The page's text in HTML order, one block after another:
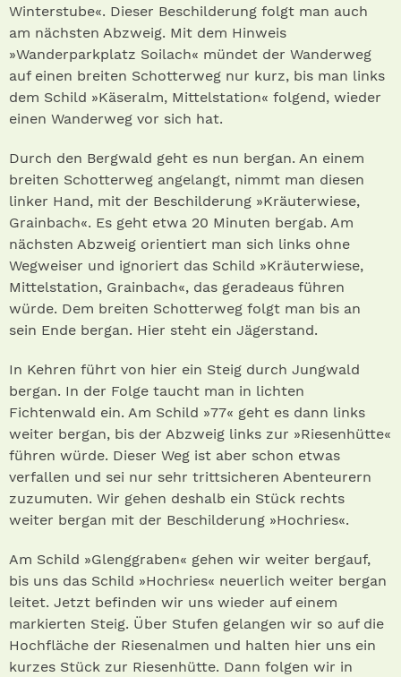
Winterstube«. Dieser Beschilderung folgt man auch
am nächsten Abzweig. Mit dem Hinweis
»Wanderparkplatz Soilach« mündet der Wanderweg
auf einen breiten Schotterweg nur kurz, bis man links
dem Schild »Käseralm, Mittelstation« folgend, wieder
einen Wanderweg vor sich hat.
Durch den Bergwald geht es nun bergan. An einem
breiten Schotterweg angelangt, nimmt man diesen
linker Hand, mit der Beschilderung »Kräuterwiese,
Grainbach«. Es geht etwa 20 Minuten bergab. Am
nächsten Abzweig orientiert man sich links ohne
Wegweiser und ignoriert das Schild »Kräuterwiese,
Mittelstation, Grainbach«, das geradeaus führen
würde. Dem breiten Schotterweg folgt man bis an
sein Ende bergan. Hier steht ein Jägerstand.
In Kehren führt von hier ein Steig durch Jungwald
bergan. In der Folge taucht man in lichten
Fichtenwald ein. Am Schild »77« geht es dann links
weiter bergan, bis der Abzweig links zur »Riesenhütte«
führen würde. Dieser Weg ist aber schon etwas
verfallen und sei nur sehr trittsicheren Abenteurern
zuzumuten. Wir gehen deshalb ein Stück rechts
weiter bergan mit der Beschilderung »Hochries«.
Am Schild »Glenggraben« gehen wir weiter bergauf,
bis uns das Schild »Hochries« neuerlich weiter bergan
leitet. Jetzt befinden wir uns wieder auf einem
markierten Steig. Über Stufen gelangen wir so auf die
Hochfläche der Riesenalmen und halten hier uns ein
kurzes Stück zur Riesenhütte. Dann folgen wir in